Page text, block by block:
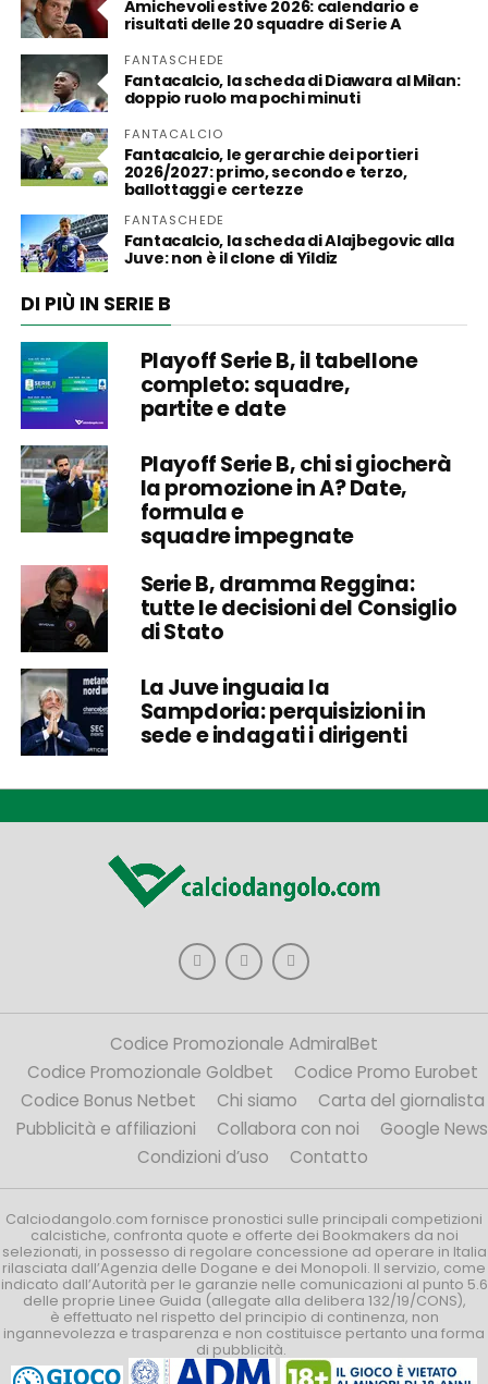
Amichevoli estive 2026: calendario e
risultati delle 20 squadre di Serie A
FANTASCHEDE
Fantacalcio, la scheda di Diawara al Milan:
doppio ruolo ma pochi minuti
FANTACALCIO
Fantacalcio, le gerarchie dei portieri
2026/2027: primo, secondo e terzo,
ballottaggi e certezze
FANTASCHEDE
Fantacalcio, la scheda di Alajbegovic alla
Juve: non è il clone di Yildiz
DI PIÙ IN SERIE B
Playoff Serie B, il tabellone
completo: squadre,
partite e date
Playoff Serie B, chi si giocherà
la promozione in A? Date,
formula e
squadre impegnate
Serie B, dramma Reggina:
tutte le decisioni del Consiglio
di Stato
La Juve inguaia la
Sampdoria: perquisizioni in
sede e indagati i dirigenti
Codice Promozionale AdmiralBet
Codice Promozionale Goldbet
Codice Promo Eurobet
Codice Bonus Netbet
Chi siamo
Carta del giornalista
Pubblicità e affiliazioni
Collabora con noi
Google News
Condizioni d’uso
Contatto
Calciodangolo.com fornisce pronostici sulle principali competizioni
calcistiche, confronta quote e offerte dei Bookmakers da noi
selezionati, in possesso di regolare concessione ad operare in Italia
rilasciata dall’Agenzia delle Dogane e dei Monopoli. Il servizio, come
indicato dall’Autorità per le garanzie nelle comunicazioni al punto 5.6
delle proprie Linee Guida (allegate alla delibera 132/19/CONS),
è effettuato nel rispetto del principio di continenza, non
ingannevolezza e trasparenza e non costituisce pertanto una forma
di pubblicità.